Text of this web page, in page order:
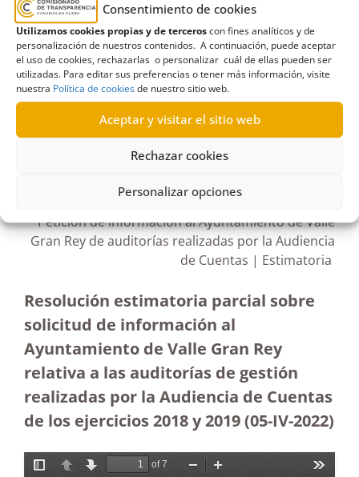
Consentimiento de cookies
Utilizamos cookies propias y de terceroscon fines analíticos y de
personalización de nuestros contenidos. A continuación, puede aceptar
el uso de cookies, rechazarlas o personalizar cuál de ellas pueden ser
utilizadas. Para editar sus preferencias o tener más información, visite
nuestra Política de cookiesde nuestro sitio web.
Aceptar y visitar el sitio web
Rechazar cookies
Personalizar opciones
auditorías de gestión,Ayuntamiento,
Ayuntamiento de Valle Gran Rey,Derecho de
acceso,Información económica-financiera
Petición de información al Ayuntamiento de Valle
Gran Rey de auditorías realizadas por la Audiencia
de Cuentas | Estimatoria
Resolución estimatoria parcial sobre
solicitud de información al
Ayuntamiento de Valle Gran Rey
relativa a las auditorías de gestión
realizadas por la Audiencia de Cuentas
de los ejercicios 2018 y 2019(05-IV-2022)